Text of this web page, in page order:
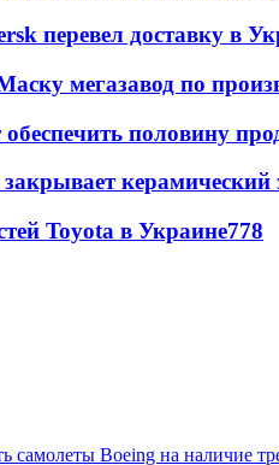
перевел доставку в
мегазавод по
половину
керамический
Toyota в Украине778